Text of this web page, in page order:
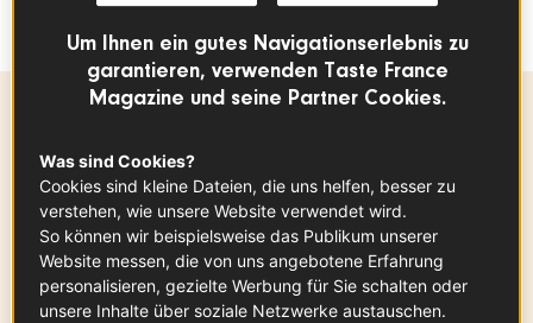
goodies")
Kohl
x1
Um Ihnen ein gutes Navigationserlebnis zu
garantieren, verwenden Taste France
Magazine und seine Partner Cookies.
Was sind Cookies?
Cookies sind kleine Dateien, die uns helfen, besser zu
verstehen, wie unsere Website verwendet wird.
So können wir beispielsweise das Publikum unserer
Website messen, die von uns angebotene Erfahrung
personalisieren, gezielte Werbung für Sie schalten oder
unsere Inhalte über soziale Netzwerke austauschen.